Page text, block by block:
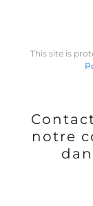
This site is
notre